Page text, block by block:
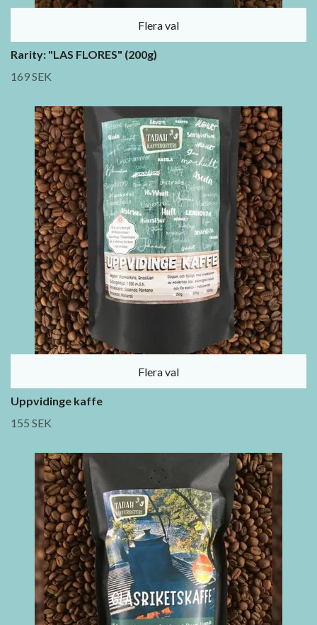
Flera val
Rarity: "LAS FLORES" (200g)
169 SEK
Flera val
Uppvidinge kaffe
155 SEK